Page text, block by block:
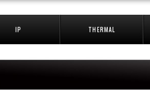
IP THERMAL